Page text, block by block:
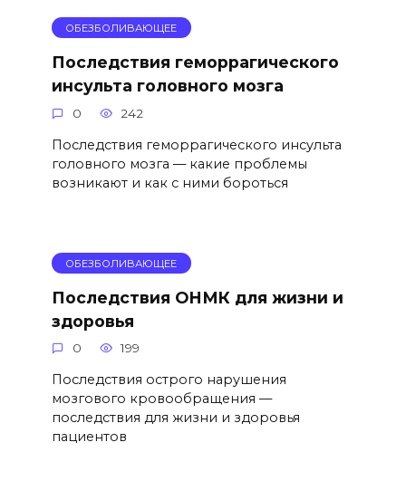
ОБЕЗБОЛИВАЮЩЕЕ
Последствия геморрагического
инсульта головного мозга
0 242
Последствия геморрагического инсульта
головного мозга — какие проблемы
возникают и как с ними бороться
ОБЕЗБОЛИВАЮЩЕЕ
Последствия ОНМК для жизни и
здоровья
0 199
Последствия острого нарушения
мозгового кровообращения —
последствия для жизни и здоровья
пациентов